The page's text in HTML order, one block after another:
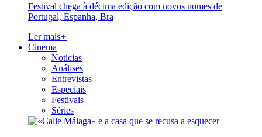
Festival chega à décima edição com novos nomes de
Portugal, Espanha, Bra
Ler mais+
Cinema
Notícias
Análises
Entrevistas
Especiais
Festivais
Séries